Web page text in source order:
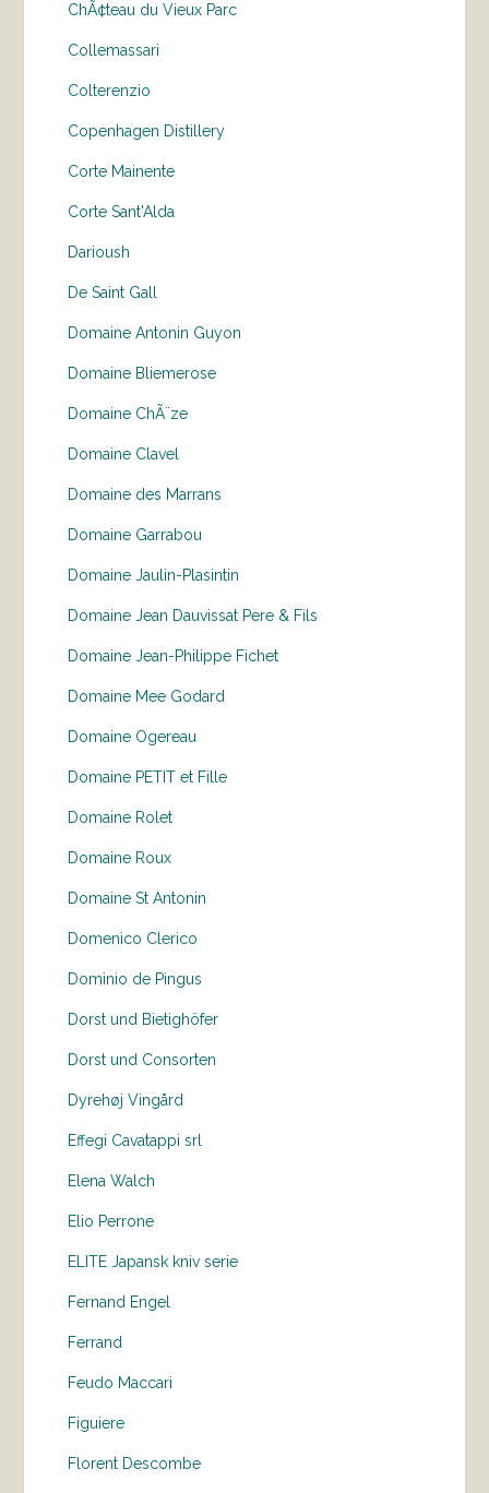
ChÃ¢teau du Vieux Parc
Collemassari
Colterenzio
Copenhagen Distillery
Corte Mainente
Corte Sant'Alda
Darioush
De Saint Gall
Domaine Antonin Guyon
Domaine Bliemerose
Domaine ChÃ¨ze
Domaine Clavel
Domaine des Marrans
Domaine Garrabou
Domaine Jaulin-Plasintin
Domaine Jean Dauvissat Pere & Fils
Domaine Jean-Philippe Fichet
Domaine Mee Godard
Domaine Ogereau
Domaine PETIT et Fille
Domaine Rolet
Domaine Roux
Domaine St Antonin
Domenico Clerico
Dominio de Pingus
Dorst und Bietighöfer
Dorst und Consorten
Dyrehøj Vingård
Effegi Cavatappi srl
Elena Walch
Elio Perrone
ELITE Japansk kniv serie
Fernand Engel
Ferrand
Feudo Maccari
Figuiere
Florent Descombe